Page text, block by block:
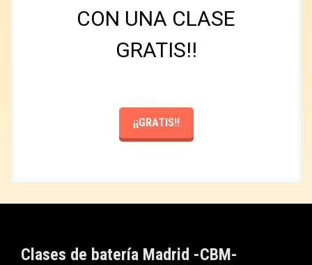
CON UNA CLASE
GRATIS!!
¡¡GRATIS!!
Clases de batería Madrid -CBM-